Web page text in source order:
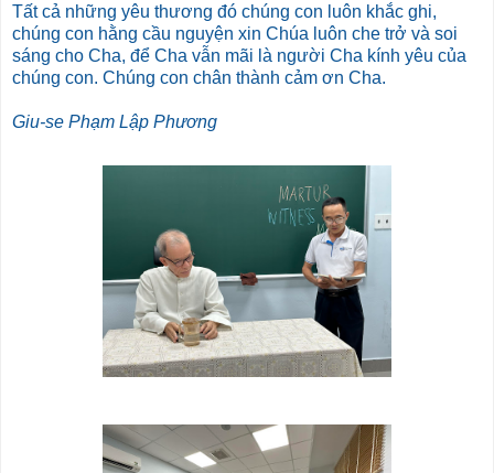
Tất cả những yêu thương đó chúng con luôn khắc ghi,
chúng con hằng cầu nguyện xin Chúa luôn che trở và soi
sáng cho Cha, để Cha vẫn mãi là người Cha kính yêu của
chúng con. Chúng con chân thành cảm ơn Cha.
Giu-se Phạm Lập Phương